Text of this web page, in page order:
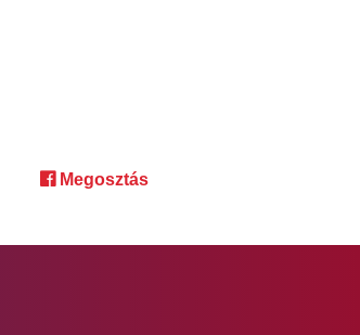
Megosztás